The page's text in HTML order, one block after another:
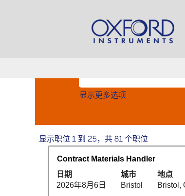
搜索结果："".
显示更多选项
显示职位 1 到 25，共 81 个职位
索
结
果：
职
务
Contract Materials Handler
日期
2026年8月6日
城市
Bristol
地点
Bristol,
使
用
空
格